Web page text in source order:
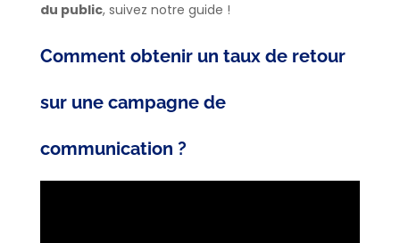
du public, suivez notre guide !
Comment obtenir un taux de retour
sur une campagne de
communication ?